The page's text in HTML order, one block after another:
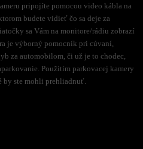
pripojíte pomocou video kábla na
budete vidieť čo sa deje za
sa Vám na monitore/rádiu zobrazí
je výborný pomocník pri cúvaní,
za automobilom, či už je to chodec,
Použitím parkovacej kamery
by ste mohli prehliadnuť.